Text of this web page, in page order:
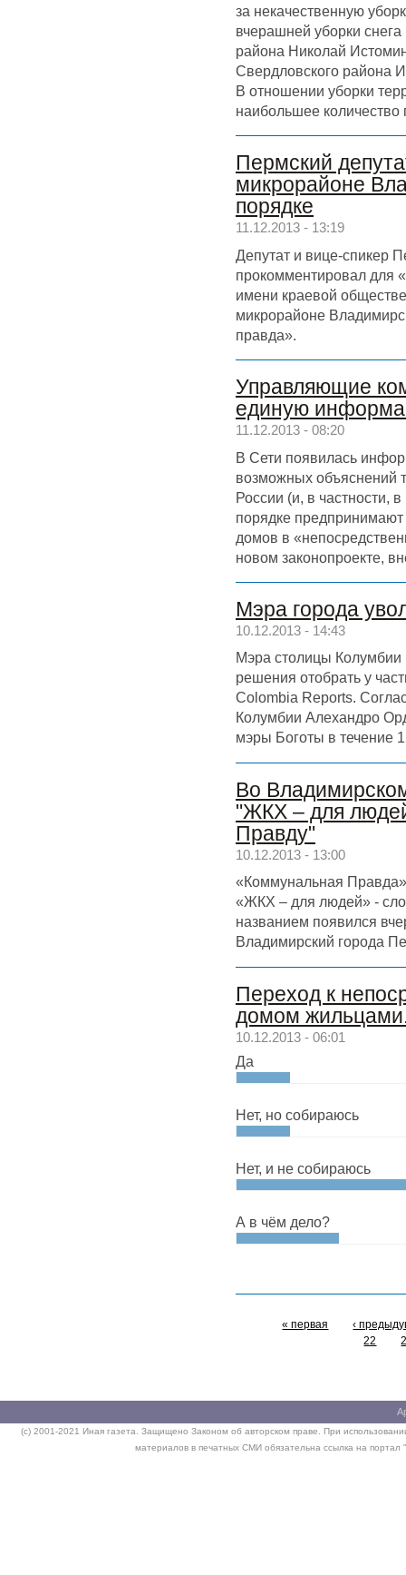
за некачественную
вчерашней уборки
района Николай
Свердловского района
В отношении уборки
наибольшее количество
Пермский
микрорайоне
порядке
11.12.2013 - 13:19
Депутат и вице-спикер
прокомментировал для
имени краевой
микрорайоне
правда».
Управляющие
единую
11.12.2013 - 08:20
В Сети появилась
возможных объяснений
России (и, в частности,
порядке
домов в
новом законопроекте,
Мэра города
10.12.2013 - 14:43
Мэра столицы Колумбии
решения отобрать у
Colombia Reports.
Колумбии Алехандро
мэры Боготы в течение
Во
"ЖКХ – для
Правду"
10.12.2013 - 13:00
«Коммунальная
«ЖКХ – для людей» -
названием появился
Владимирский города
Переход к
домом
10.12.2013 - 06:01
Да
Нет, но собираюсь
Нет, и не собираюсь
А в чём дело?
« первая
‹
22
(c) 2001-2021 Иная газета. Защищено Законом об авторском праве. При
материалов в печатных СМИ обязательна ссылка на